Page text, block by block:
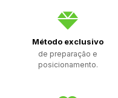
Método exclusivo
de preparação e
posicionamento.